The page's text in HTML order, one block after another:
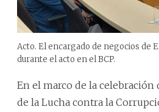
Acto. El encargado de negocios de
durante el acto en el BCP.
En el marco de la
de la Lucha contra la